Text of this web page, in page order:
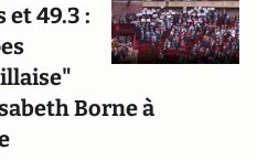
et 49.3 :
Borne à